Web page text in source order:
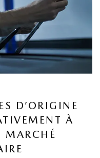
D’ORIGINE
À
MARCHÉ